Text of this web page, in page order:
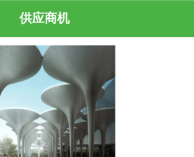
供应商机